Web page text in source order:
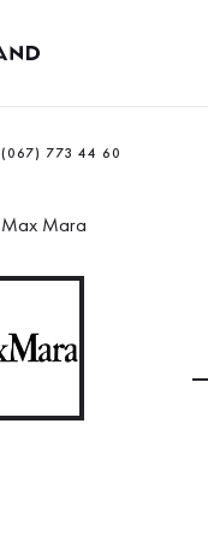
(067) 773 44 60
Max Mara